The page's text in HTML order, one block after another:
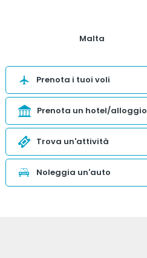
Malta
Prenota i tuoi voli
Prenota un hotel/alloggio
Trova un'attività
Noleggia un'auto